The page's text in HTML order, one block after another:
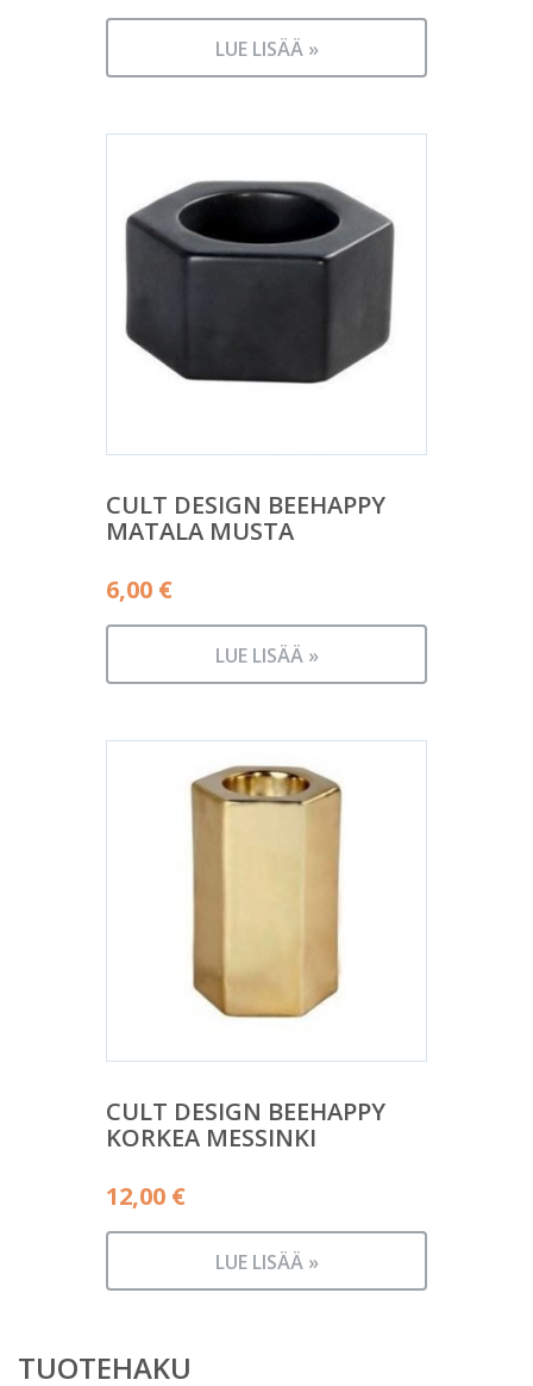
LUE LISÄÄ »
CULT DESIGN BEEHAPPY
MATALA MUSTA
6,00 €
LUE LISÄÄ »
CULT DESIGN BEEHAPPY
KORKEA MESSINKI
12,00 €
LUE LISÄÄ »
TUOTEHAKU